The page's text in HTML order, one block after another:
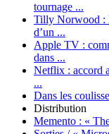
tournage ...
Tilly Norwood :
d’un ...
Apple TV :
dans ...
Netflix : accord
...
Dans les
Distribution
Memento : «